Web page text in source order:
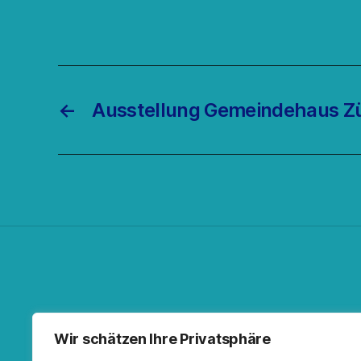
Wir schätzen Ihre Privatsphäre
← Ausstellung Gemeindehaus